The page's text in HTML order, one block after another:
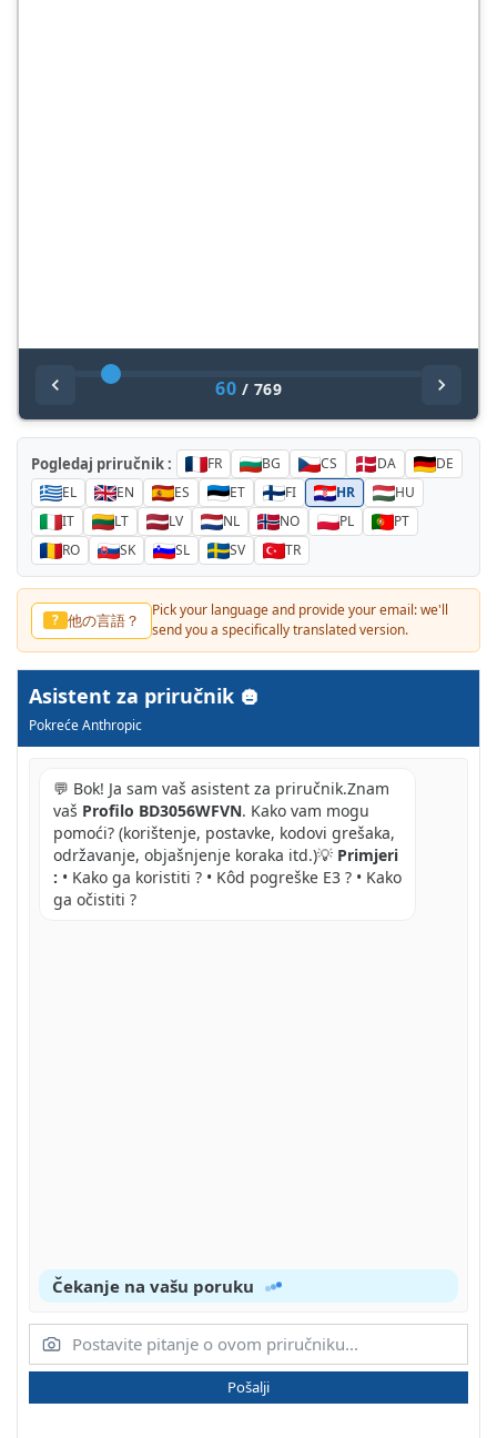
60 / 769
Pogledaj priručnik : FR BG CS DA
DE
EL
EN ES ET FI HR
HU
IT
LT LV NL NO PL
PT
RO
SK SL SV TR
? 他の言語？
Pick your language and provide your email: we'll
send you a specifically translated version.
Asistent za priručnik
Pokreće Anthropic
💬 Bok! Ja sam vaš asistent za priručnik.Znam
vaš Profilo BD3056WFVN. Kako vam mogu
pomoći? (korištenje, postavke, kodovi grešaka,
održavanje, objašnjenje koraka itd.)💡 Primjeri
: • Kako ga koristiti ? • Kôd pogreške E3 ? • Kako
ga očistiti ?
Čekanje na vašu poruku
Pošalji